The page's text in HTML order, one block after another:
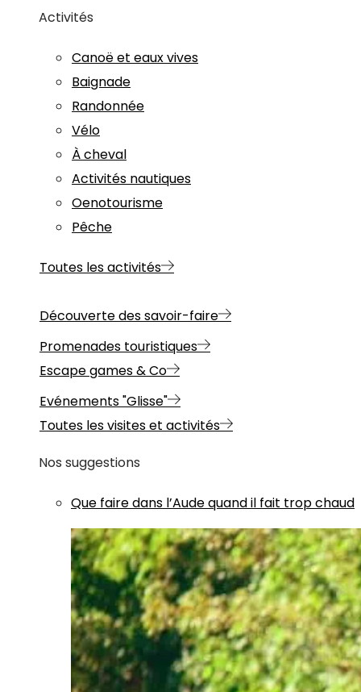
Activités
Canoë et eaux vives
Baignade
Randonnée
Vélo
À cheval
Activités nautiques
Oenotourisme
Pêche
Toutes les activités
Découverte des savoir-faire
Promenades touristiques
Escape games & Co
Evénements "Glisse"
Toutes les visites et activités
Nos suggestions
Que faire dans l’Aude quand il fait trop chaud